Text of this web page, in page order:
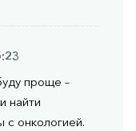
проще –
найти
с онкологией.